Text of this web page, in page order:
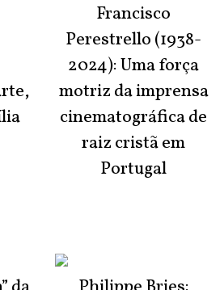
Francisco
Perestrello (1938-
2024): Uma força
motriz da imprensa
cinematográfica de
raiz cristã em
Portugal